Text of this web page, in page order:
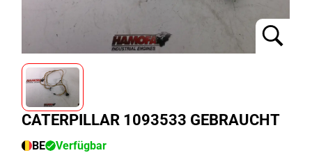
CATERPILLAR 1093533 GEBRAUCHT
BE
Verfügbar